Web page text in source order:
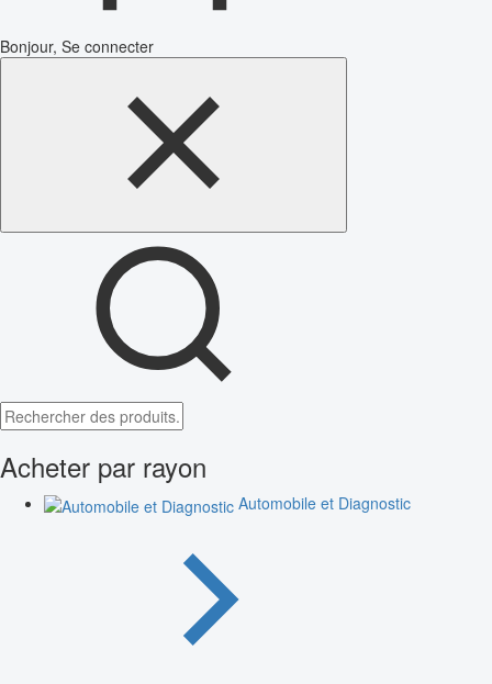
Bonjour, Se connecter
Acheter par rayon
Automobile et Diagnostic